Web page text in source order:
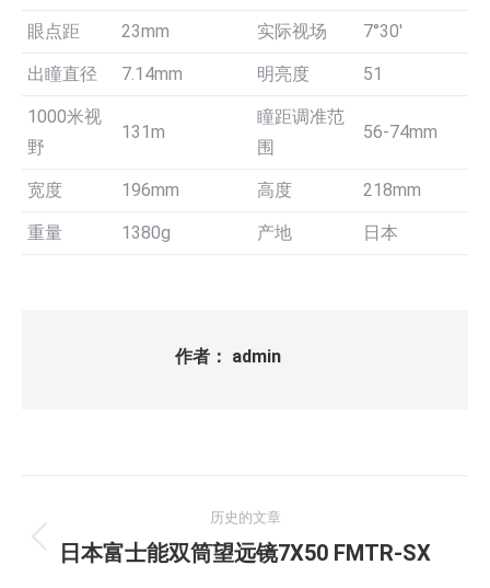
眼点距 23mm 实际视场 7°30′
出瞳直径 7.14mm 明亮度 51
1000米视
野
131m
瞳距调准范
围
56-74mm
宽度 196mm 高度 218mm
重量 1380g 产地 日本
作者： admin
章
历史的文章
历
日本富士能双筒望远镜7X50 FMTR-SX